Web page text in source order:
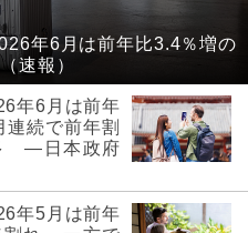
年6月は前年比3.4％増の
速報）
年6月は前年
続で前年割
―日本政府
年5月は前年